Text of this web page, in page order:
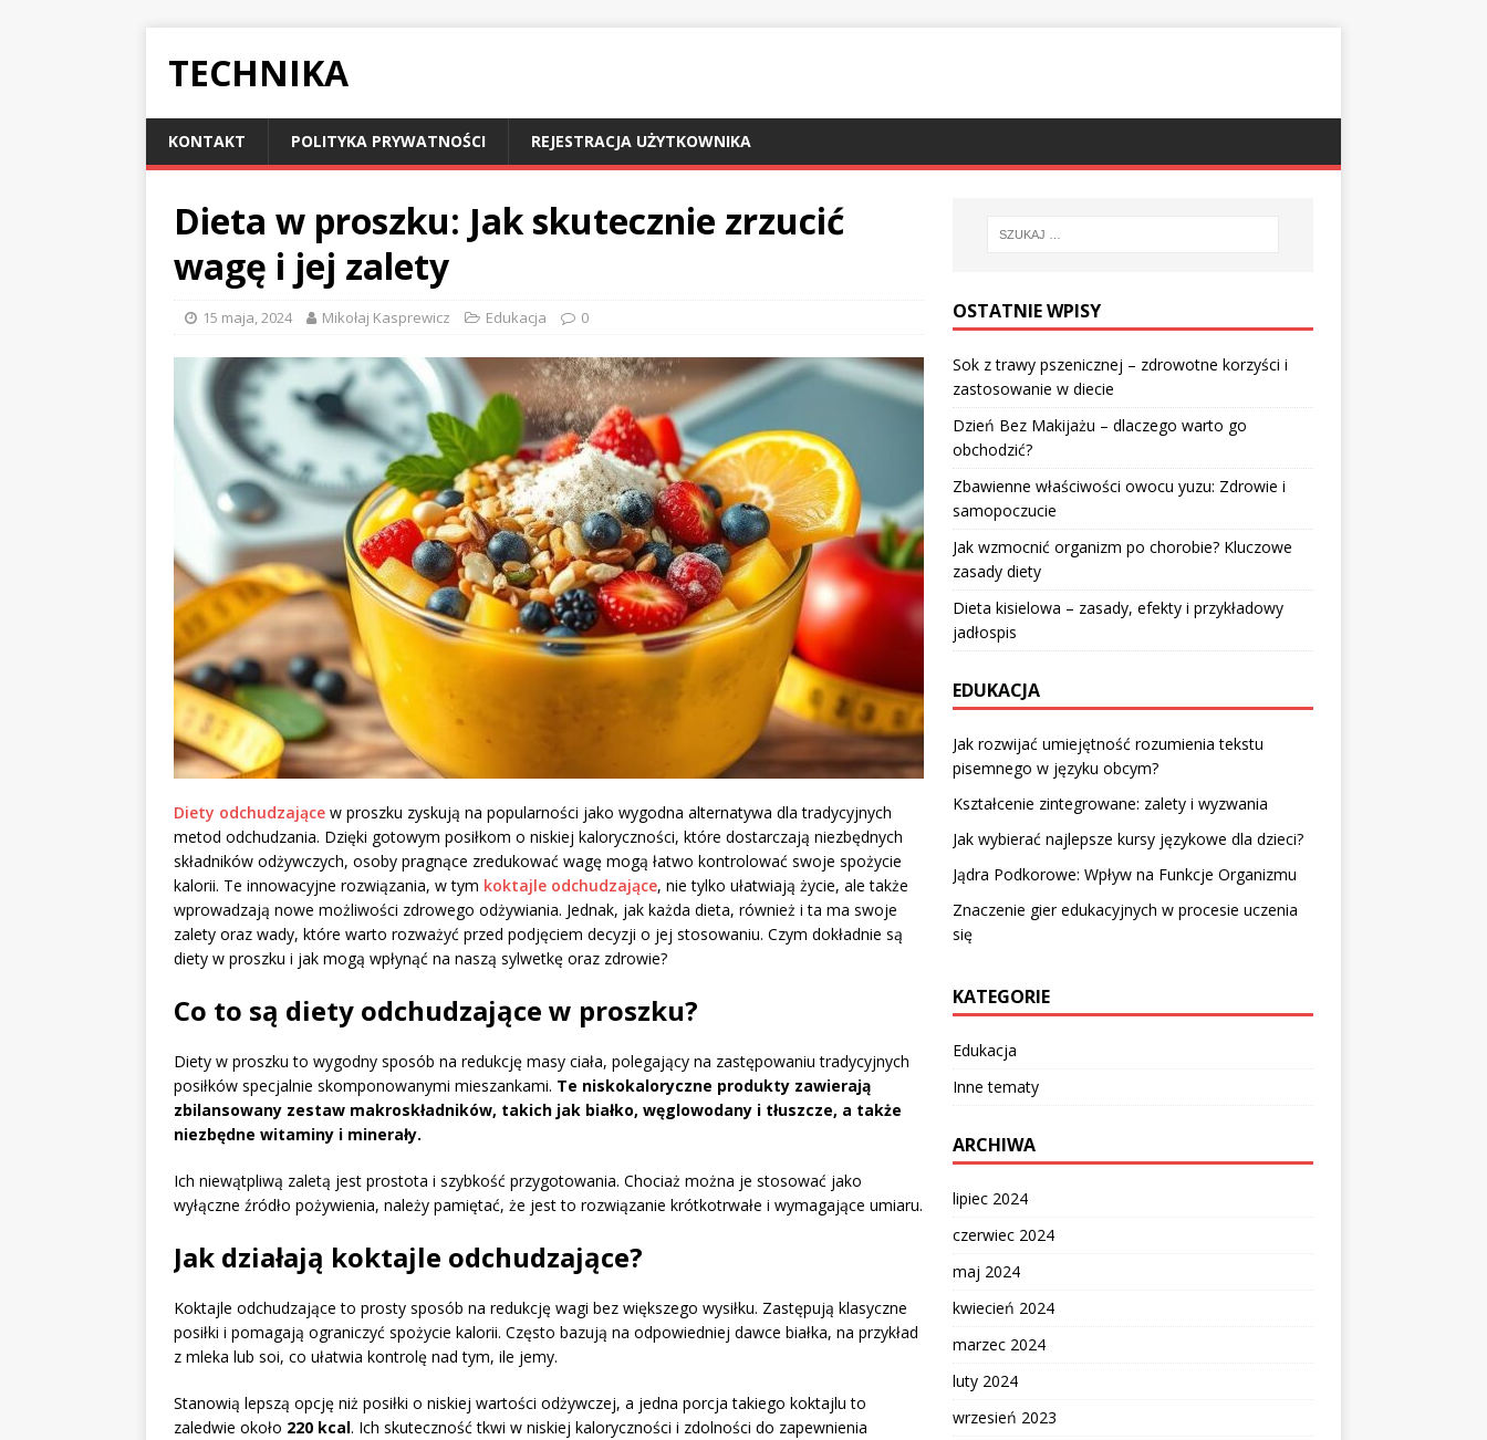
TECHNIKA
KONTAKT POLITYKA PRYWATNOŚCI REJESTRACJA UŻYTKOWNIKA
Dieta w proszku: Jak skutecznie zrzucić
wagę i jej zalety
15 maja, 2024 Mikołaj Kasprewicz Edukacja 0
Diety odchudzające w proszku zyskują na popularności jako wygodna alternatywa dla tradycyjnych
metod odchudzania. Dzięki gotowym posiłkom o niskiej kaloryczności, które dostarczają niezbędnych
składników odżywczych, osoby pragnące zredukować wagę mogą łatwo kontrolować swoje spożycie
kalorii. Te innowacyjne rozwiązania, w tym koktajle odchudzające, nie tylko ułatwiają życie, ale także
wprowadzają nowe możliwości zdrowego odżywiania. Jednak, jak każda dieta, również i ta ma swoje
zalety oraz wady, które warto rozważyć przed podjęciem decyzji o jej stosowaniu. Czym dokładnie są
diety w proszku i jak mogą wpłynąć na naszą sylwetkę oraz zdrowie?
Co to są diety odchudzające w proszku?
Diety w proszku to wygodny sposób na redukcję masy ciała, polegający na zastępowaniu tradycyjnych
posiłków specjalnie skomponowanymi mieszankami. Te niskokaloryczne produkty zawierają
zbilansowany zestaw makroskładników, takich jak białko, węglowodany i tłuszcze, a także
niezbędne witaminy i minerały.
Ich niewątpliwą zaletą jest prostota i szybkość przygotowania. Chociaż można je stosować jako
wyłączne źródło pożywienia, należy pamiętać, że jest to rozwiązanie krótkotrwałe i wymagające umiaru.
Jak działają koktajle odchudzające?
Koktajle odchudzające to prosty sposób na redukcję wagi bez większego wysiłku. Zastępują klasyczne
posiłki i pomagają ograniczyć spożycie kalorii. Często bazują na odpowiedniej dawce białka, na przykład
z mleka lub soi, co ułatwia kontrolę nad tym, ile jemy.
Stanowią lepszą opcję niż posiłki o niskiej wartości odżywczej, a jedna porcja takiego koktajlu to
zaledwie około 220 kcal. Ich skuteczność tkwi w niskiej kaloryczności i zdolności do zapewnienia
OSTATNIE WPISY
Sok z trawy pszenicznej – zdrowotne korzyści i
zastosowanie w diecie
Dzień Bez Makijażu – dlaczego warto go
obchodzić?
Zbawienne właściwości owocu yuzu: Zdrowie i
samopoczucie
Jak wzmocnić organizm po chorobie? Kluczowe
zasady diety
Dieta kisielowa – zasady, efekty i przykładowy
jadłospis
EDUKACJA
Jak rozwijać umiejętność rozumienia tekstu
pisemnego w języku obcym?
Kształcenie zintegrowane: zalety i wyzwania
Jak wybierać najlepsze kursy językowe dla dzieci?
Jądra Podkorowe: Wpływ na Funkcje Organizmu
Znaczenie gier edukacyjnych w procesie uczenia
się
KATEGORIE
Edukacja
Inne tematy
ARCHIWA
lipiec 2024
czerwiec 2024
maj 2024
kwiecień 2024
marzec 2024
luty 2024
wrzesień 2023